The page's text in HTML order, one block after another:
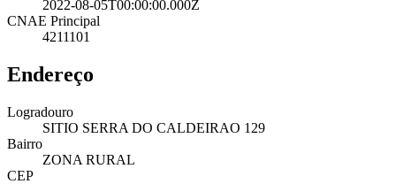
2022-08-05T00:00:00.000Z
CNAE Principal
4211101
Endereço
Logradouro
SITIO SERRA DO CALDEIRAO 129
Bairro
ZONA RURAL
CEP